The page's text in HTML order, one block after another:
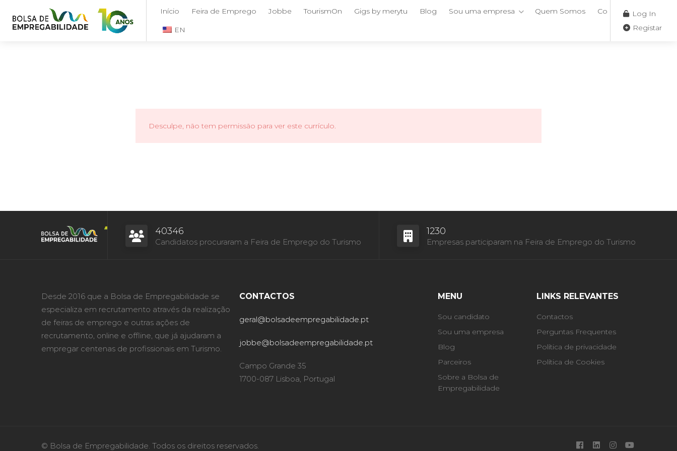
Início Feira de Emprego Jobbe TourismOn Gigs by merytu Blog Sou uma empresa Quem Somos Contactos
EN
Log In
Registar
Desculpe, não tem permissão para ver este currículo.
40346
Candidatos procuraram a Feira de Emprego do Turismo
1230
Empresas participaram na Feira de Emprego do Turismo
Desde 2016 que a Bolsa de Empregabilidade se
especializa em recrutamento através da realização
de feiras de emprego e outras ações de
recrutamento, online e offline, que já ajudaram a
empregar centenas de profissionais em Turismo.
CONTACTOS
geral@bolsadeempregabilidade.pt
jobbe@bolsadeempregabilidade.pt
Campo Grande 35
1700-087 Lisboa, Portugal
MENU
Sou candidato
Sou uma empresa
Blog
Parceiros
Sobre a Bolsa de
Empregabilidade
LINKS RELEVANTES
Contactos
Perguntas Frequentes
Política de privacidade
Política de Cookies
© Bolsa de Empregabilidade. Todos os direitos reservados.